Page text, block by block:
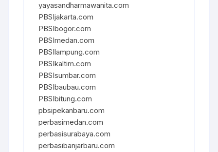
yayasandharmawanita.com
PBSIjakarta.com
PBSIbogor.com
PBSImedan.com
PBSIlampung.com
PBSIkaltim.com
PBSIsumbar.com
PBSIbaubau.com
PBSIbitung.com
pbsipekanbaru.com
perbasimedan.com
perbasisurabaya.com
perbasibanjarbaru.com